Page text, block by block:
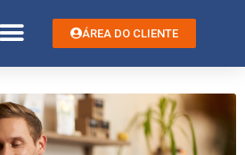
ÁREA DO CLIENTE